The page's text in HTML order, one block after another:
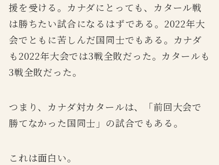
援を受ける。カナダにとっても、カタール戦
は勝ちたい試合になるはずである。2022年大
会でともに苦しんだ国同士でもある。カナダ
も2022年大会では3戦全敗だった。カタールも
3戦全敗だった。
つまり、カナダ対カタールは、「前回大会で
勝てなかった国同士」の試合でもある。
これは面白い。